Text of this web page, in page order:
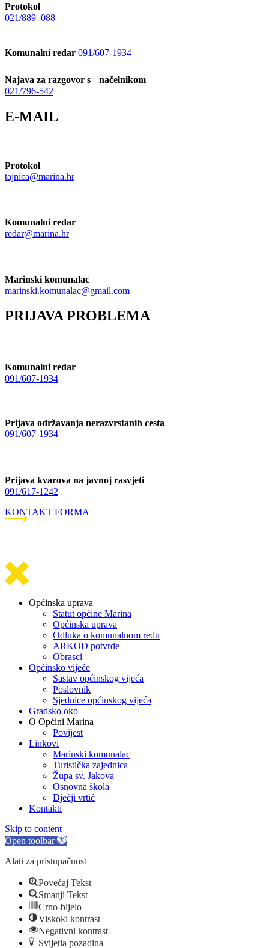
Protokol
021/889–088
Komunalni redar 091/607-1934
Najava za razgovor s načelnikom
021/796-542
E-MAIL
Protokol
tajnica@marina.hr
Komunalni redar
redar@marina.hr
Marinski komunalac
marinski.komunalac@gmail.com
PRIJAVA PROBLEMA
Komunalni redar
091/607-1934
Prijava održavanja nerazvrstanih cesta
091/607-1934
Prijava kvarova na javnoj rasvjeti
091/617-1242
KONTAKT FORMA
Općinska uprava
Statut općine Marina
Općinska uprava
Odluka o komunalnom redu
ARKOD potvrde
Obrasci
Općinsko vijeće
Sastav općinskog vijeća
Poslovnik
Sjednice općinskog vijeća
Gradsko oko
O Općini Marina
Povijest
Linkovi
Marinski komunalac
Turistička zajednica
Župa sv. Jakova
Osnovna škola
Dječji vrtić
Kontakti
Skip to content
Open toolbar
Alati za pristupačnost
Povećaj Tekst
Smanji Tekst
Crno-bijelo
Viskoki kontrast
Negativni kontrast
Svijetla pozadina